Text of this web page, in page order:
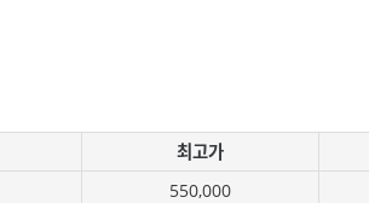
최고가
550,000